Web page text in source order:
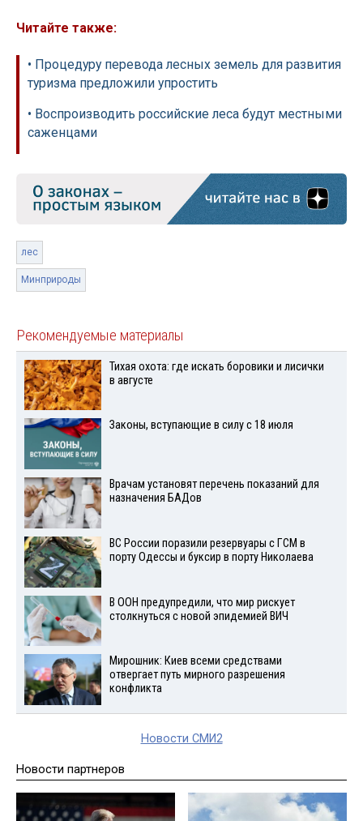
Читайте также:
• Процедуру перевода лесных земель для развития
туризма предложили упростить
• Воспроизводить российские леса будут местными
саженцами
лес
Минприроды
Рекомендуемые материалы
Тихая охота: где искать боровики и лисички
в августе
Законы, вступающие в силу с 18 июля
Врачам установят перечень показаний для
назначения БАДов
ВС России поразили резервуары с ГСМ в
порту Одессы и буксир в порту Николаева
В ООН предупредили, что мир рискует
столкнуться с новой эпидемией ВИЧ
Мирошник: Киев всеми средствами
отвергает путь мирного разрешения
конфликта
Новости СМИ2
Новости партнеров